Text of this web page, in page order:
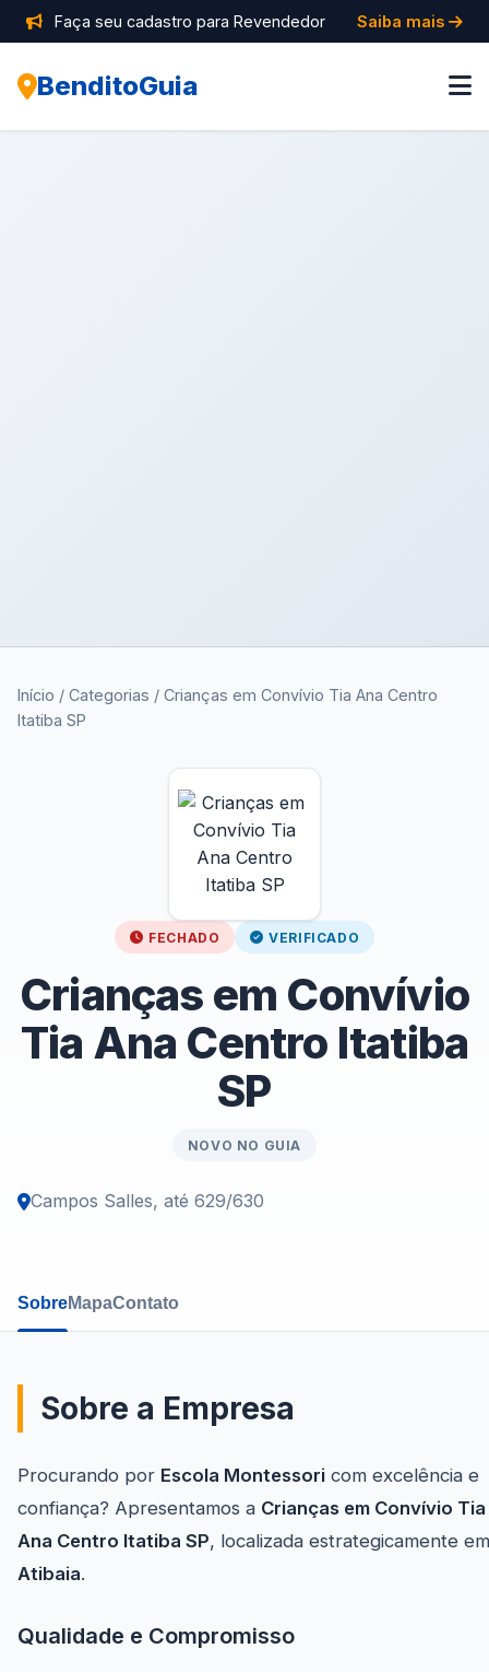
Faça seu cadastro para Revendedor Saiba mais
BenditoGuia
Início / Categorias / Crianças em Convívio Tia Ana Centro
Itatiba SP
FECHADO VERIFICADO
Crianças em Convívio
Tia Ana Centro Itatiba
SP
NOVO NO GUIA
Campos Salles, até 629/630
SobreMapaContato
Sobre a Empresa
Procurando por Escola Montessori com excelência e
confiança? Apresentamos a Crianças em Convívio Tia
Ana Centro Itatiba SP, localizada estrategicamente em
Atibaia.
Qualidade e Compromisso